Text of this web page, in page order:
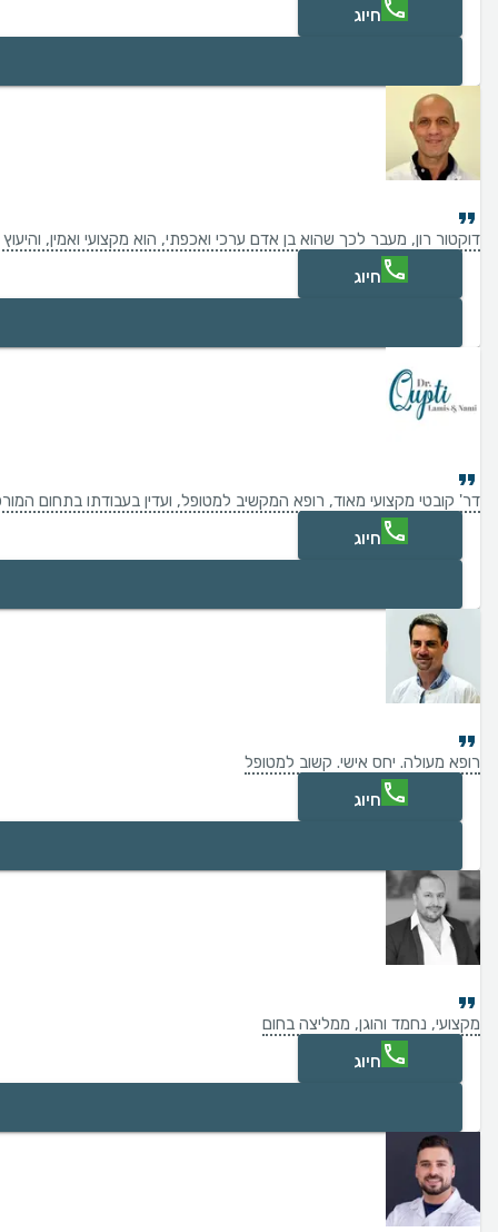
חיוג
דוקטור רון, מעבר לכך שהוא בן אדם ערכי ואכפתי, הוא מקצועי ואמין,
חיוג
דר' קובטי מקצועי מאוד, רופא המקשיב למטופל, ועדין בעבודתו בתחום
חיוג
רופא מעולה. יחס אישי. קשוב למטופל
חיוג
מקצועי, נחמד והוגן, ממליצה בחום
חיוג